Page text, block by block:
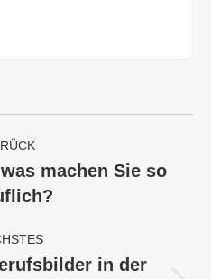
Vorheriger
Beitrag:
machen Sie so
in der